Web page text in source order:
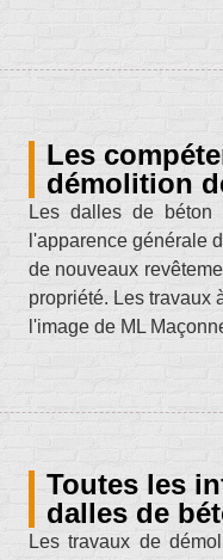
Les
démolition
Les dalles de béton
l'apparence générale
de nouveaux
propriété. Les travaux
l'image de ML
Toutes les
dalles de
Les travaux de